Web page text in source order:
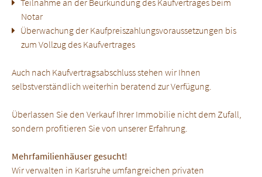
Teilnahme an der Beurkundung des Kaufvertrages beim
Notar
Überwachung der Kaufpreiszahlungsvoraussetzungen bis
zum Vollzug des Kaufvertrages
Auch nach Kaufvertragsabschluss stehen wir Ihnen
selbstverständlich weiterhin beratend zur Verfügung.
Überlassen Sie den Verkauf Ihrer Immobilie nicht dem Zufall,
sondern profitieren Sie von unserer Erfahrung.
Mehrfamilienhäuser gesucht!
Wir verwalten in Karlsruhe umfangreichen privaten